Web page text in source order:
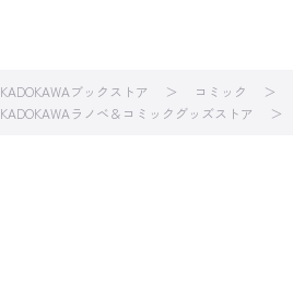
KADOKAWAブックストア コミック
KADOKAWAラノベ＆コミックグッズストア